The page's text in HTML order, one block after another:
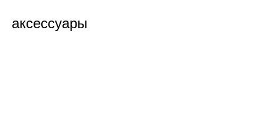
аксессуары